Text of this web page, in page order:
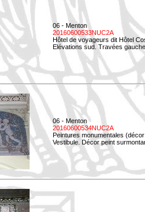
06 - Menton
20160600533NUC2A
Hôtel de voyageurs dit Hôtel
Elévations sud. Travées
06 - Menton
20160600534NUC2A
Peintures monumentales
Vestibule. Décor peint